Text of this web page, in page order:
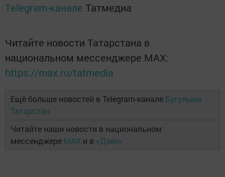
Telegram-канале Татмедиа
Читайте новости Татарстана в
национальном мессенджере MАХ:
https://max.ru/tatmedia
Ещё больше новостей в Telegram-канале Бугульма
Татарстан
Читайте наши новости в национальном
мессенджере MAX и в «Дзен»